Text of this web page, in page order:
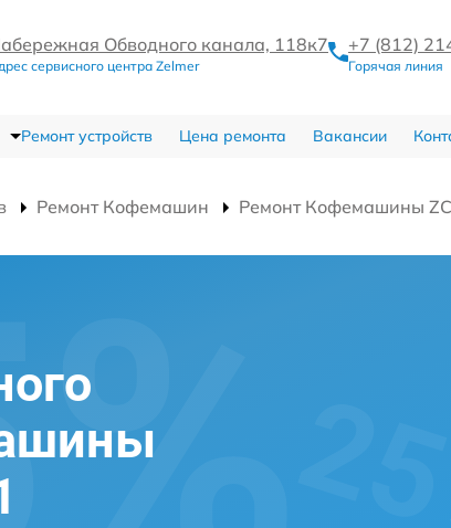
Обводного канала, 118к7
сервисного центра Zelmer
+7 (812)
Горячая линия
Ремонт устройств Цена ремонта Вакансии
Ремонт Кофемашин Ремонт Кофемашины